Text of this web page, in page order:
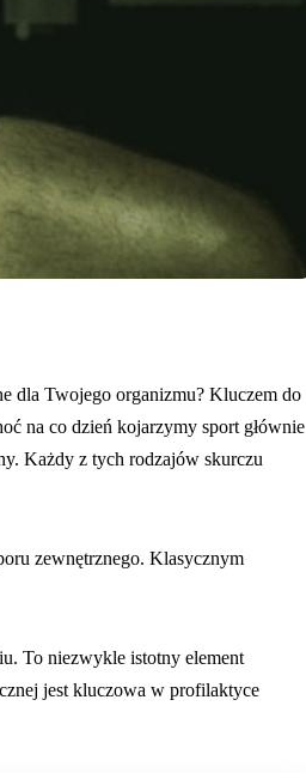
dla Twojego organizmu? Kluczem do
na co dzień kojarzymy sport głównie
Każdy z tych rodzajów skurczu
zewnętrznego. Klasycznym
To niezwykle istotny element
jest kluczowa w profilaktyce